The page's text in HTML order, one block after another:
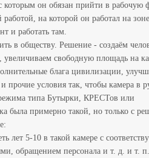
которым он обязан прийти в рабочую
на которой он работал на
и работать там.
в обществу. Решение - создаём
увеличиваем свободную площадь на
блага цивилизации,
прочие условия так, чтобы камера в
типа Бутырки, КРЕСТов или
была примерно такой, но только с
лет 5-10 в такой камере с
обращением персонала и т. д. и т. п.